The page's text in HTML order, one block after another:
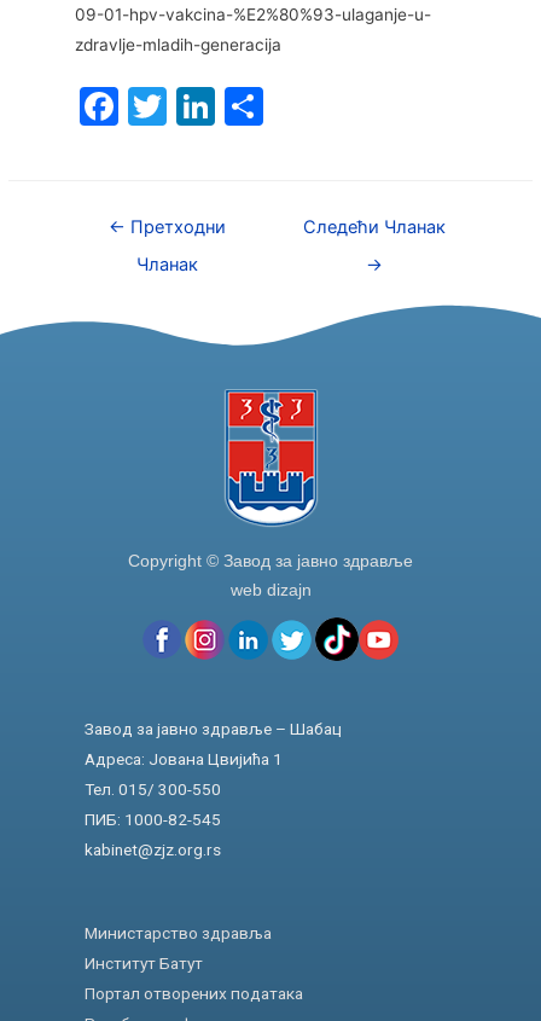
09-01-hpv-vakcina-%E2%80%93-ulaganje-u-
zdravlje-mladih-generacija
F
e
b
o
T
er
Li
e
S
← Претходни
Чланак
Следећи Чланак
→
Copyright © Завод за јавно здравље
web dizajn
Завод за јавно здравље – Шабац
Адреса: Јована Цвијића 1
Тел. 015/ 300-550
ПИБ: 1000-82-545
kabinet@zjz.org.rs
Министарство здравља
Институт Батут
Портал отворених података